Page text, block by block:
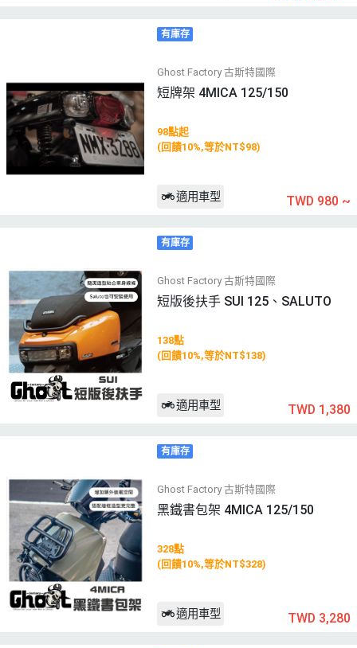
有庫存
Ghost Factory 古斯特國際
短牌架 4MICA 125/150
98點起
(回饋10%,等於NT$98)
適用車型 TWD 980 ~
有庫存
Ghost Factory 古斯特國際
短版後扶手 SUI 125、SALUTO
138點
(回饋10%,等於NT$138)
適用車型 TWD 1,380
有庫存
Ghost Factory 古斯特國際
黑鐵書包架 4MICA 125/150
328點
(回饋10%,等於NT$328)
適用車型 TWD 3,280